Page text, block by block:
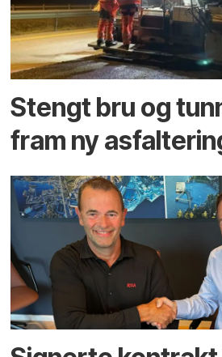
Stengt bru og
fram ny